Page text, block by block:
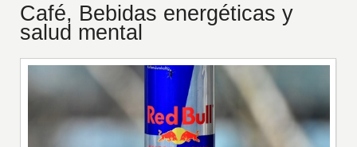
Café, Bebidas energéticas y
salud mental